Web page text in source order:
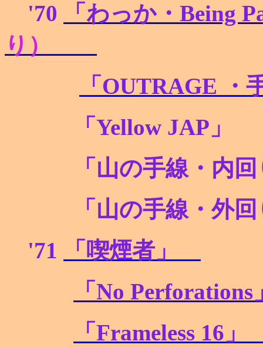
'70
「わっか・Being
り）
「OUTRAGE
「 Yellow JAP 」
「山の手線・内
「山の手線・外
'71
「喫煙者」
「No Perforations
「Frameless 16